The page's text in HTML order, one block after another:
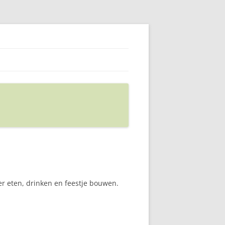
eten, drinken en feestje bouwen.